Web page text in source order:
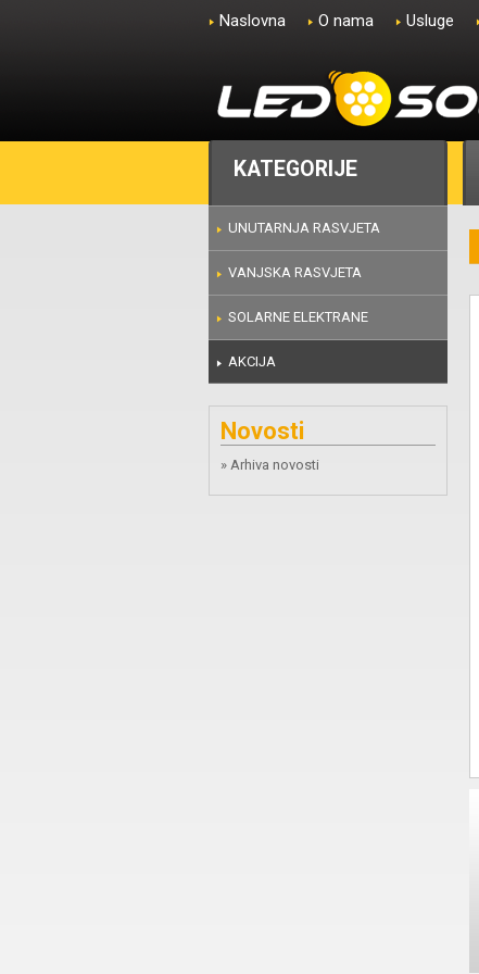
Naslovna O nama Usluge
KATEGORIJE
UNUTARNJA RASVJETA
VANJSKA RASVJETA
SOLARNE ELEKTRANE
AKCIJA
Novosti
» Arhiva novosti